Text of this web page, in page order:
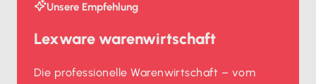
Unsere Empfehlung
Lexware warenwirtschaft
Die professionelle Warenwirtschaft – vom